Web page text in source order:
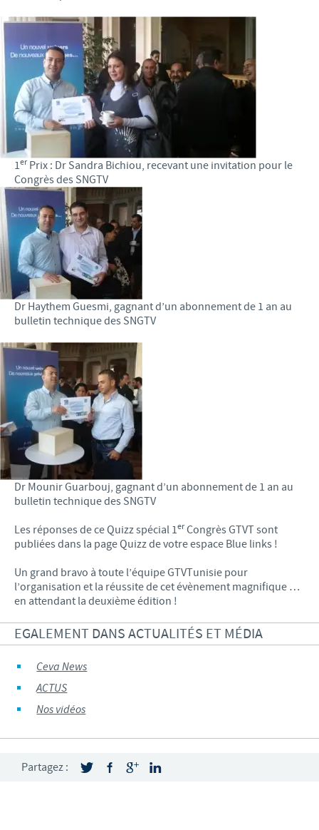
1er Prix : Dr Sandra Bichiou, recevant une invitation pour le
Congrès des SNGTV
Dr Haythem Guesmi, gagnant d’un abonnement de 1 an au
bulletin technique des SNGTV
Dr Mounir Guarbouj, gagnant d’un abonnement de 1 an au
bulletin technique des SNGTV
Les réponses de ce Quizz spécial 1er Congrès GTVT sont
publiées dans la page Quizz de votre espace Blue links !
Un grand bravo à toute l’équipe GTVTunisie pour
l’organisation et la réussite de cet évènement magnifique …
en attendant la deuxième édition !
EGALEMENT DANS ACTUALITÉS ET MÉDIA
Ceva News
ACTUS
Nos vidéos
Partagez :